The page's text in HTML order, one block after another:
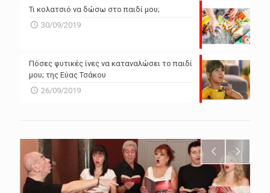
Τι κολατσιό να δώσω στο παιδί μου;
30/09/2019
Πόσες φυτικές ίνες να καταναλώσει το παιδί
μου; της Εύας Τσάκου
26/09/2019